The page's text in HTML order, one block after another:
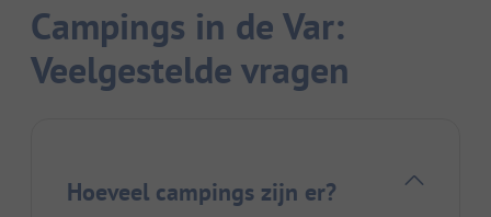
Campings in de Var:
Veelgestelde vragen
Hoeveel campings zijn er?